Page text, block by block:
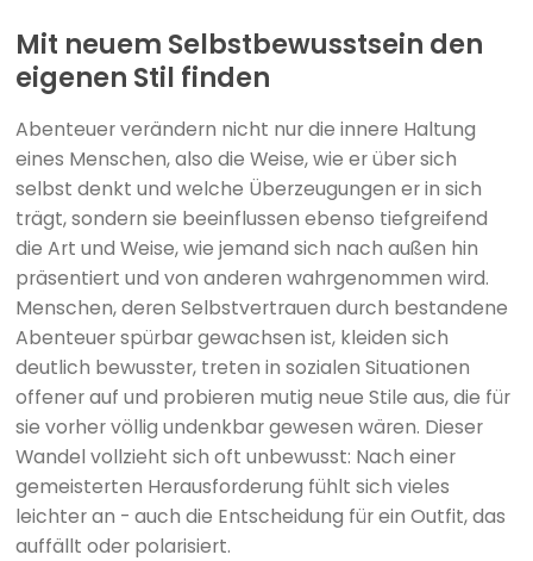
Mit neuem Selbstbewusstsein den
eigenen Stil finden
Abenteuer verändern nicht nur die innere Haltung
eines Menschen, also die Weise, wie er über sich
selbst denkt und welche Überzeugungen er in sich
trägt, sondern sie beeinflussen ebenso tiefgreifend
die Art und Weise, wie jemand sich nach außen hin
präsentiert und von anderen wahrgenommen wird.
Menschen, deren Selbstvertrauen durch bestandene
Abenteuer spürbar gewachsen ist, kleiden sich
deutlich bewusster, treten in sozialen Situationen
offener auf und probieren mutig neue Stile aus, die für
sie vorher völlig undenkbar gewesen wären. Dieser
Wandel vollzieht sich oft unbewusst: Nach einer
gemeisterten Herausforderung fühlt sich vieles
leichter an - auch die Entscheidung für ein Outfit, das
auffällt oder polarisiert.